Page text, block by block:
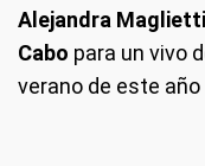
Alejandra Maglietti
Cabo para un vivo
verano de este